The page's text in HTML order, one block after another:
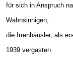
für sich in Anspruch
Wahnsinnigen,
die Irrenhäusler, als
1939 vergasten.